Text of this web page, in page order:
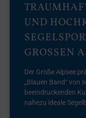
UND
GROSSEN
Der Große Alpsee
„Blauen Band“ von
beeindruckenden
nahezu ideale